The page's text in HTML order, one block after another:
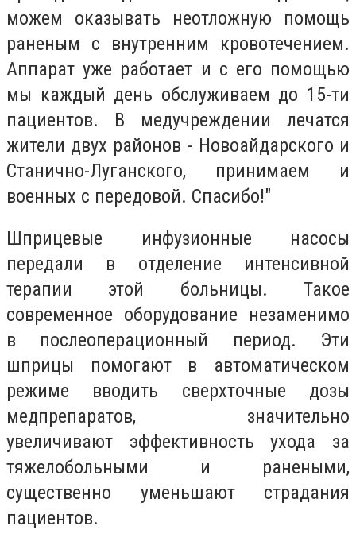
можем оказывать неотложную помощь
раненым с внутренним кровотечением.
Аппарат уже работает и с его помощью
мы каждый день обслуживаем до 15-ти
пациентов. В медучреждении лечатся
жители двух районов - Новоайдарского и
Станично-Луганского, принимаем и
военных с передовой. Спасибо!"
Шприцевые инфузионные насосы
передали в отделение интенсивной
терапии этой больницы. Такое
современное оборудование незаменимо
в послеоперационный период. Эти
шприцы помогают в автоматическом
режиме вводить сверхточные дозы
медпрепаратов, значительно
увеличивают эффективность ухода за
тяжелобольными и ранеными,
существенно уменьшают страдания
пациентов.